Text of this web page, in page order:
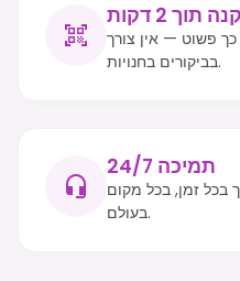
תוך 2 דקות
פשוט — אין צורך
בביקורים בחנויות.
תמיכה 24/7
בכל זמן, בכל מקום
בעולם.